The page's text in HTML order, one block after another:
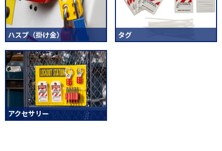
ハスプ（掛け金） タグ
アクセサリー